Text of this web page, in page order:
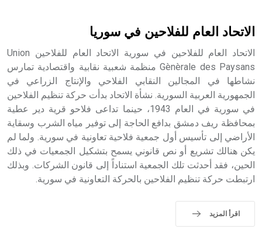
- هل تعلم أن أبجر Abgar اسم معروف جيداً يعود إلى عدد من
الملوك الذين حكموا مدينة إديسا (الرها) من أبجر الأول وحتى
التاسع، وهم ينتسبون إلى أسرة أوسروين
- هل تعلم أن الأبجدية الكنعانية تتألف من /22/ علامة كتابية
sign تكتب منفصلة غير متصلة، وتعتمد المبدأ الأكوروفوني،
الاتحاد العام للفلاحين في سوريا
الاتحاد العام للفلاحين في سورية الاتحاد العام للفلاحين Union
Gènèrale des Paysans منظمة شعبية نقابية واقتصادية تمارس
نشاطها في المجالين النقابي الفلاحي والإنتاج الزراعي في
الجمهورية العربية السورية. نشأة الاتحاد بدأت حركة تنظيم الفلاحين
في سورية في العام 1943، حينما تداعى فلاحو قرية دير عطية
بمحافظة ريف دمشق بدافع الحاجة إلى توفير مياه الشرب وسقاية
الأراضي إلى تأسيس أول جمعية فلاحية تعاونية في سورية. ولما لم
يكن هنالك تشريع أو نص قانوني يسمح بتشكيل الجمعيات في ذلك
الحين، فقد أحدثت تلك الجمعية استناداً إلى قانون الشركات. وبذلك
ارتبطت حركة تنظيم الفلاحين بالحركة التعاونية في سورية.
اقرأ المزيد